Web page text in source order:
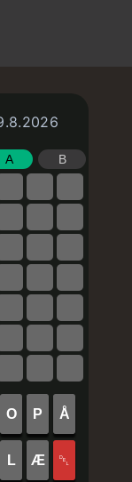
A B
O P Å
L Æ ␡